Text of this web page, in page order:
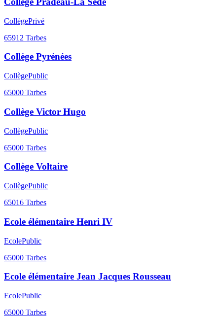
CollègePrivé
65912 Tarbes
Collège Pyrénées
CollègePublic
65000 Tarbes
Collège Victor Hugo
CollègePublic
65000 Tarbes
Collège Voltaire
CollègePublic
65016 Tarbes
Ecole élémentaire Henri IV
EcolePublic
65000 Tarbes
Ecole élémentaire Jean Jacques Rousseau
EcolePublic
65000 Tarbes